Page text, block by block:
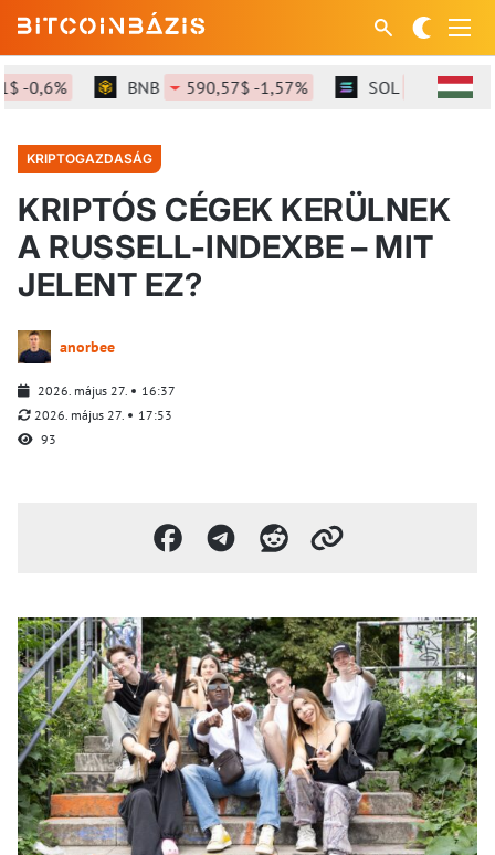
BNB 590,57$ -1,57% SOL 72,91$ -
KRIPTOGAZDASÁG
KRIPTÓS CÉGEK KERÜLNEK
A RUSSELL-INDEXBE – MIT
JELENT EZ?
anorbee
2026. május 27.
16:37
2026. május 27.
17:53
93